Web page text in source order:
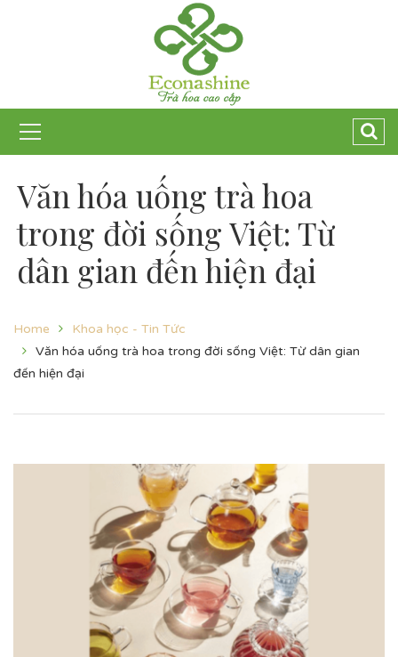
Văn hóa uống trà hoa
trong đời sống Việt: Từ
dân gian đến hiện đại
Home
Khoa học - Tin Tức
Văn hóa uống trà hoa trong đời sống Việt: Từ dân gian
đến hiện đại